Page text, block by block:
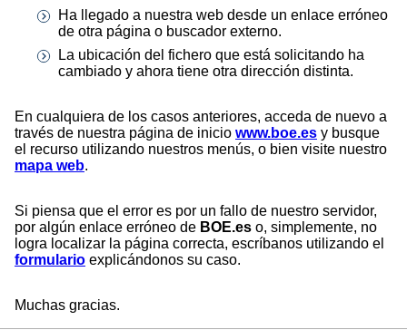
Ha llegado a nuestra web desde un enlace erróneo
de otra página o buscador externo.
La ubicación del fichero que está solicitando ha
cambiado y ahora tiene otra dirección distinta.
En cualquiera de los casos anteriores, acceda de nuevo a
través de nuestra página de inicio www.boe.es y busque
el recurso utilizando nuestros menús, o bien visite nuestro
mapa web.
Si piensa que el error es por un fallo de nuestro servidor,
por algún enlace erróneo de BOE.es o, simplemente, no
logra localizar la página correcta, escríbanos utilizando el
formulario explicándonos su caso.
Muchas gracias.